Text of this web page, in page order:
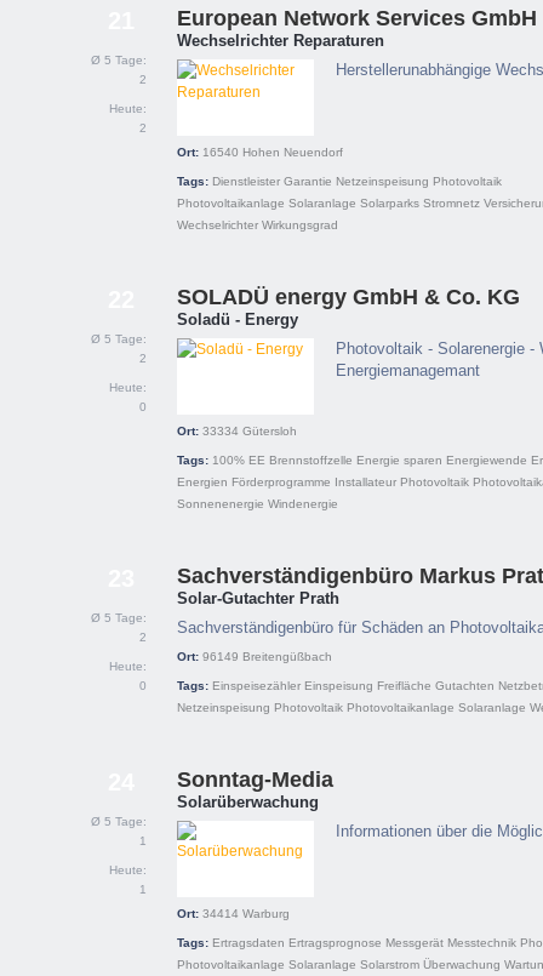
Ø 5 Tage:
2
Heute:
2
European Network Services GmbH
Wechselrichter Reparaturen
Herstellerunabhängige
Ort: 16540 Hohen Neuendorf
Tags: Dienstleister Garantie Netzeinspeisung Photovoltaik
Photovoltaikanlage Solaranlage Solarparks Stromnetz
Wechselrichter Wirkungsgrad
Ø 5 Tage:
2
Heute:
0
SOLADÜ energy GmbH & Co. KG
Soladü - Energy
Photovoltaik - Solarenergie -
Energiemanagemant
Ort: 33334 Gütersloh
Tags: 100% EE Brennstoffzelle Energie sparen Energiewende
Energien Förderprogramme Installateur Photovoltaik
Sonnenenergie Windenergie
Ø 5 Tage:
2
Heute:
0
Sachverständigenbüro Markus
Solar-Gutachter Prath
Sachverständigenbüro für Schäden an
Ort: 96149 Breitengüßbach
Tags: Einspeisezähler Einspeisung Freifläche Gutachten
Netzeinspeisung Photovoltaik Photovoltaikanlage Solaranlage
Ø 5 Tage:
1
Heute:
1
Sonntag-Media
Solarüberwachung
Informationen über die
Ort: 34414 Warburg
Tags: Ertragsdaten Ertragsprognose Messgerät Messtechnik
Photovoltaikanlage Solaranlage Solarstrom Überwachung